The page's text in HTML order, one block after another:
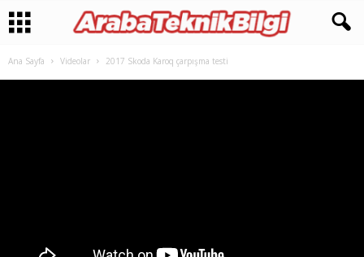
Ana Sayfa Videolar 2017 Skoda Karoq çarpışma testi